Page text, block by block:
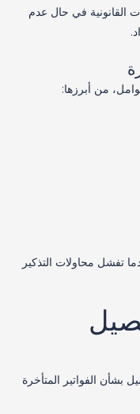
القانونية في حال عدم
من أبرزها:
تفشل محاولات التذكير
بشأن الفواتير المتأخرة